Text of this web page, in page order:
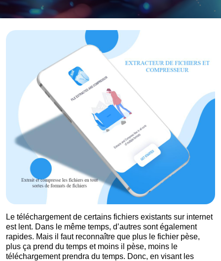
Le téléchargement de certains fichiers existants sur internet
est lent. Dans le même temps, d’autres sont également
rapides. Mais il faut reconnaître que plus le fichier pèse,
plus ça prend du temps et moins il pèse, moins le
téléchargement prendra du temps. Donc, en visant les